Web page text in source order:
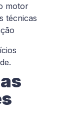
motor
técnicas